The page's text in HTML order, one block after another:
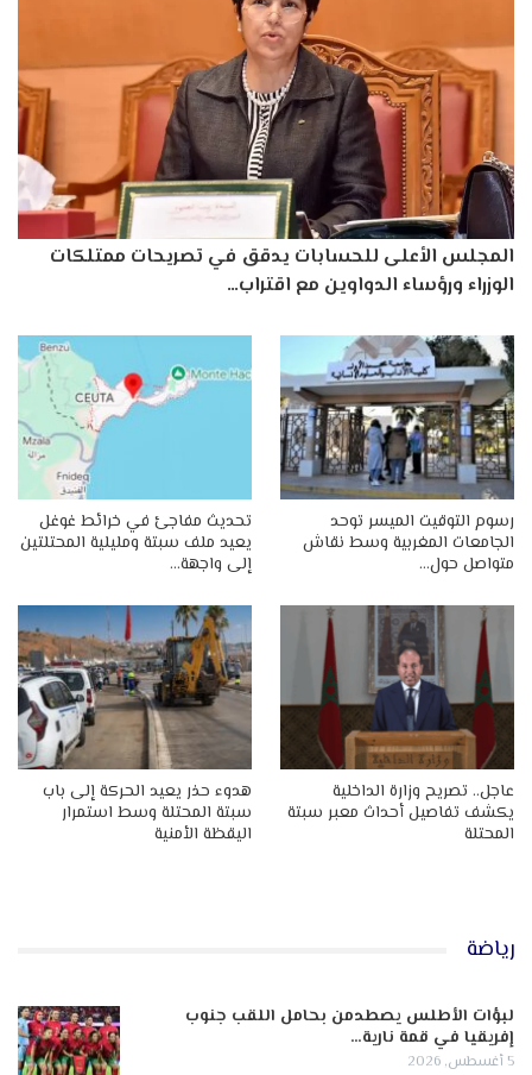
المجلس الأعلى للحسابات يدقق في تصريحات ممتلكات
الوزراء ورؤساء الدواوين مع اقتراب…
رسوم التوقيت الميسر توحد
الجامعات المغربية وسط نقاش
متواصل حول…
تحديث مفاجئ في خرائط غوغل
يعيد ملف سبتة ومليلية المحتلتين
إلى واجهة…
عاجل.. تصريح وزارة الداخلية
يكشف تفاصيل أحداث معبر سبتة
المحتلة
هدوء حذر يعيد الحركة إلى باب
سبتة المحتلة وسط استمرار
اليقظة الأمنية
رياضة
لبؤات الأطلس يصطدمن بحامل اللقب جنوب
إفريقيا في قمة نارية…
5 أغسطس, 2026